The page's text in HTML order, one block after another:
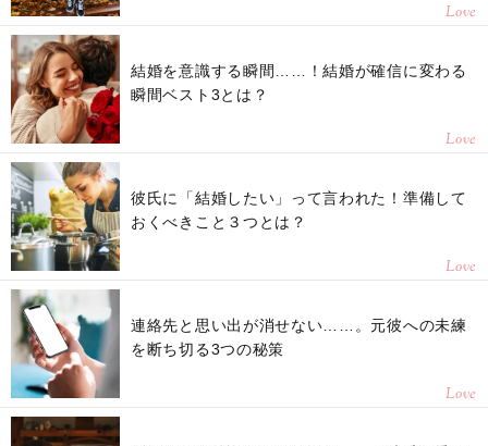
Love
結婚を意識する瞬間……！結婚が確信に変わる
瞬間ベスト3とは？
Love
彼氏に「結婚したい」って言われた！準備して
おくべきこと３つとは？
Love
連絡先と思い出が消せない……。元彼への未練
を断ち切る3つの秘策
Love